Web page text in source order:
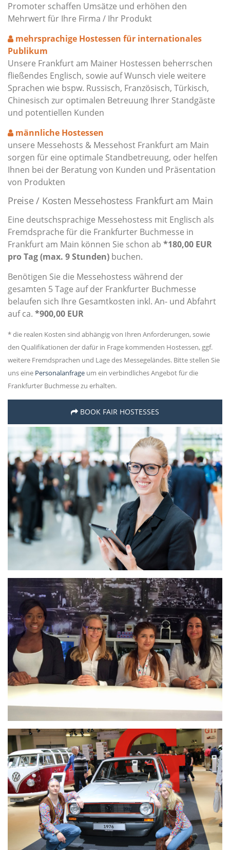
Promoter schaffen Umsätze und erhöhen den
Mehrwert für Ihre Firma / Ihr Produkt
mehrsprachige Hostessen für internationales
Publikum
Unsere Frankfurt am Mainer Hostessen beherrschen
fließendes Englisch, sowie auf Wunsch viele weitere
Sprachen wie bspw. Russisch, Französisch, Türkisch,
Chinesisch zur optimalen Betreuung Ihrer Standgäste
und potentiellen Kunden
männliche Hostessen
unsere Messehosts & Messehost Frankfurt am Main
sorgen für eine optimale Standbetreuung, oder helfen
Ihnen bei der Beratung von Kunden und Präsentation
von Produkten
Preise / Kosten Messehostess Frankfurt am Main
Eine deutschsprachige Messehostess mit Englisch als
Fremdsprache für die Frankfurter Buchmesse in
Frankfurt am Main können Sie schon ab *180,00 EUR
pro Tag (max. 9 Stunden) buchen.
Benötigen Sie die Messehostess während der
gesamten 5 Tage auf der Frankfurter Buchmesse
belaufen sich Ihre Gesamtkosten inkl. An- und Abfahrt
auf ca. *900,00 EUR
* die realen Kosten sind abhängig von Ihren Anforderungen, sowie
den Qualifikationen der dafür in Frage kommenden Hostessen, ggf.
weitere Fremdsprachen und Lage des Messegeländes. Bitte stellen Sie
uns eine Personalanfrage um ein verbindliches Angebot für die
Frankfurter Buchmesse zu erhalten.
BOOK FAIR HOSTESSES